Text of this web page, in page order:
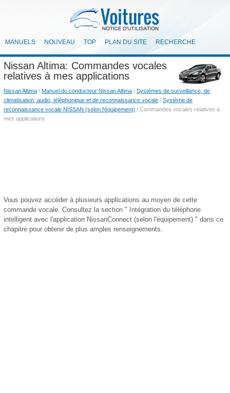
MANUELS NOUVEAU TOP PLAN DU SITE RECHERCHE
Nissan Altima: Commandes vocales
relatives à mes applications
Nissan Altima / Manuel du conducteur Nissan Altima / Systèmes de surveillance, de
climatisation, audio, téléphonique et de reconnaissance vocale / Système de
reconnaissance vocale NISSAN (selon l'équipement) / Commandes vocales relatives à
mes applications
Vous pouvez accéder à plusieurs applications au moyen de cette
commande vocale. Consultez la section " Intégration du téléphone
intelligent avec l'application NissanConnect (selon l'équipement) " dans ce
chapitre pour obtenir de plus amples renseignements.